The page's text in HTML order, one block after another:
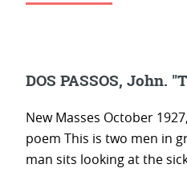
DOS PASSOS, John.
New Masses October
poem This is two men in
man sits looking at the